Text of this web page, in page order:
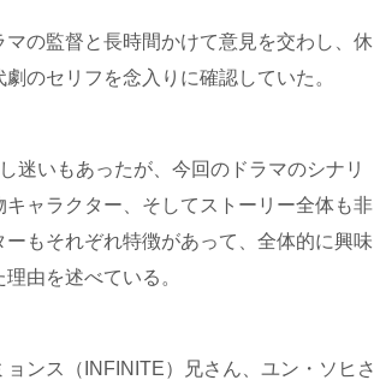
の監督と長時間かけて意見を交わし、休
のセリフを念入りに確認していた。
迷いもあったが、今回のドラマのシナリ
ャラクター、そしてストーリー全体も非
もそれぞれ特徴があって、全体的に興味
由を述べている。
ンス（INFINITE）兄さん、ユン・ソヒさ